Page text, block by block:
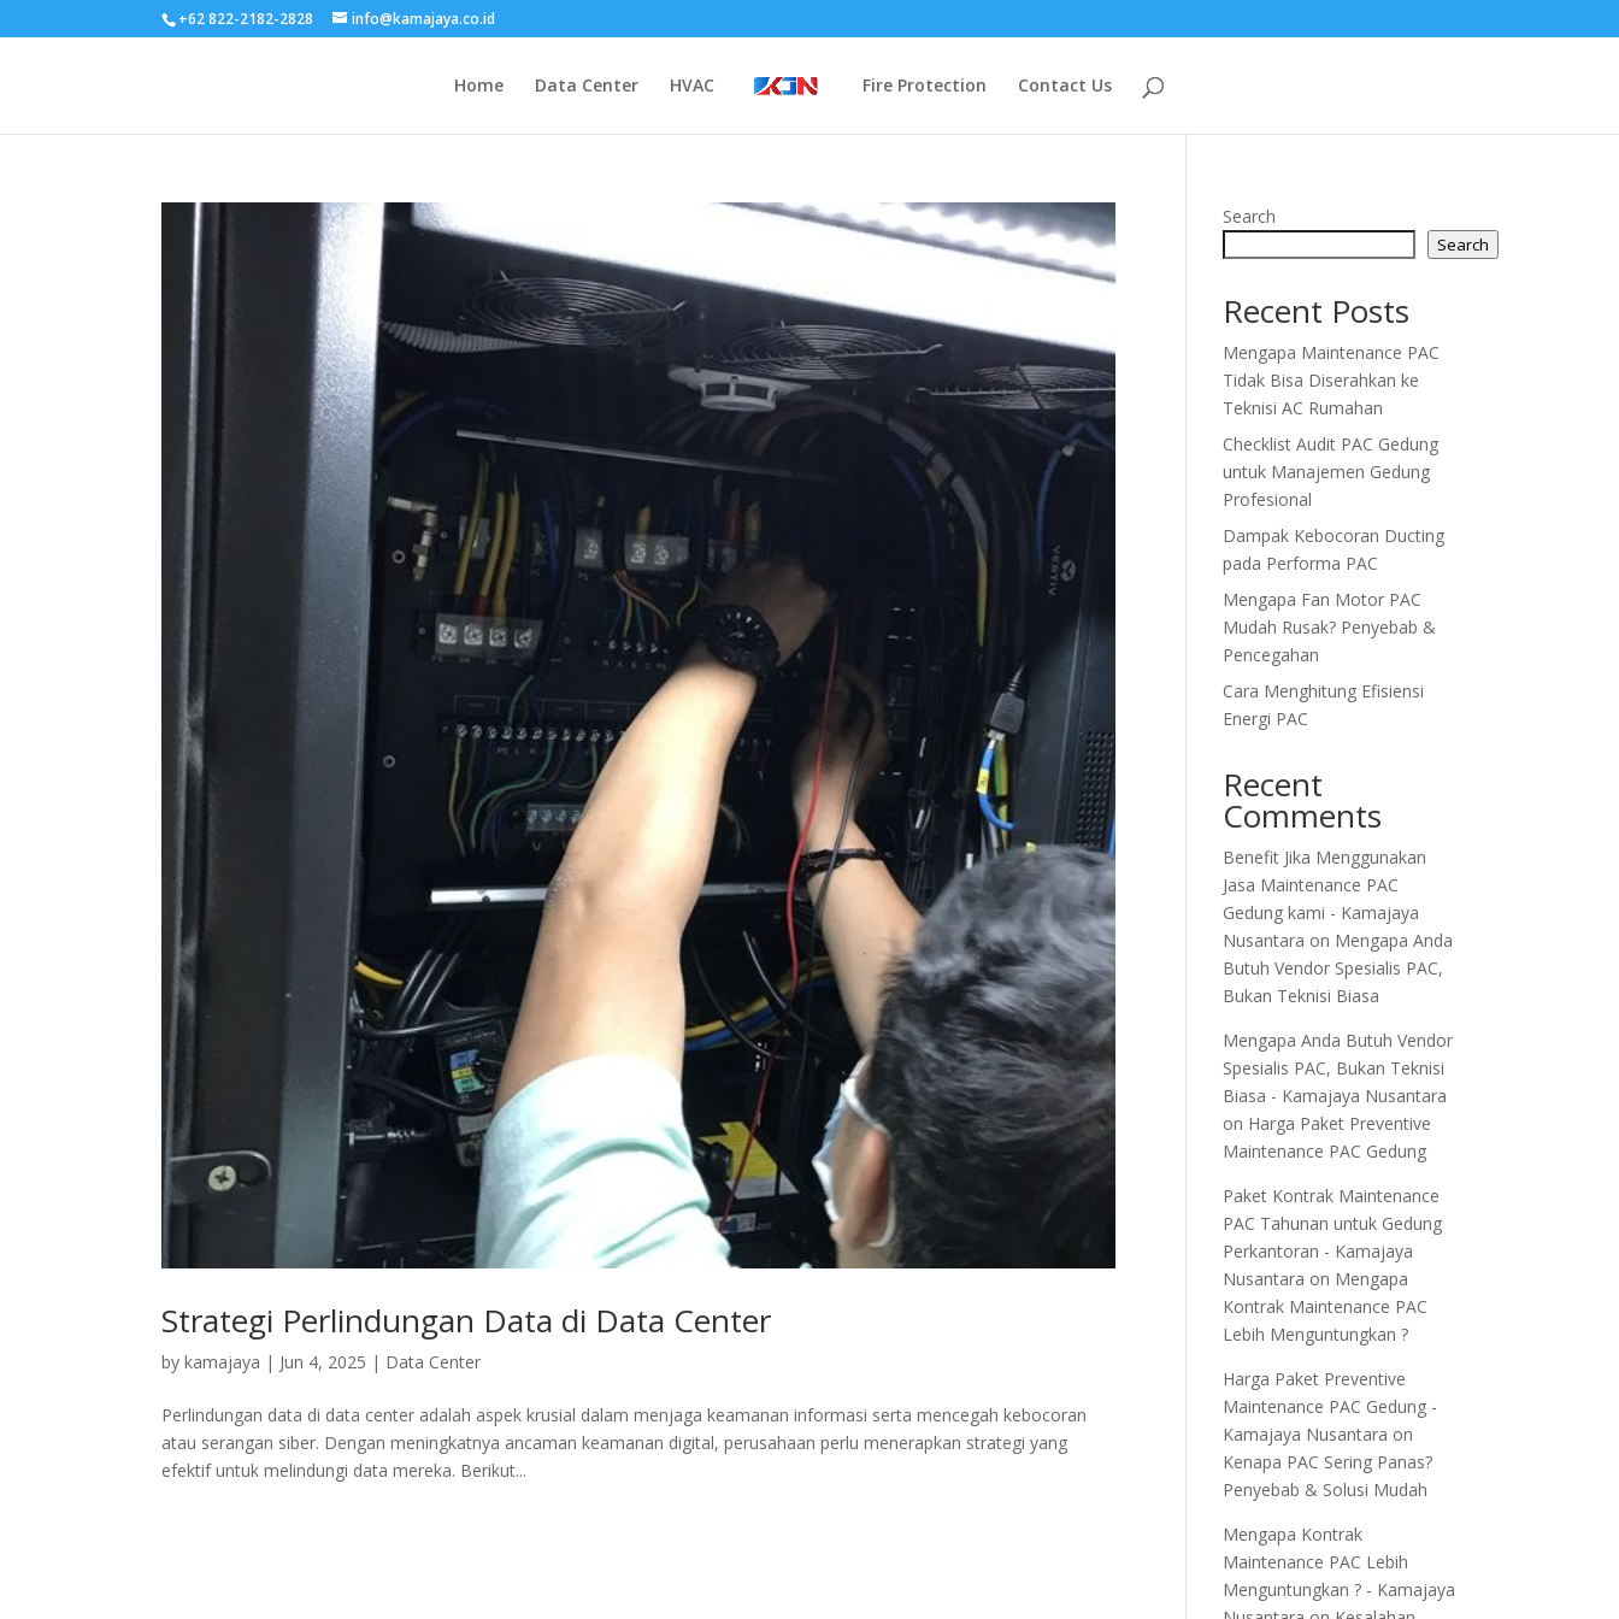
+62 822-2182-2828 info@kamajaya.co.id
Home Data Center HVAC Fire Protection Contact Us
Strategi Perlindungan Data di Data Center
bykamajaya | Jun 4, 2025 | Data Center
Perlindungan data di data center adalah aspek krusial dalam menjaga keamanan informasi serta mencegah kebocoran
atau serangan siber. Dengan meningkatnya ancaman keamanan digital, perusahaan perlu menerapkan strategi yang
efektif untuk melindungi data mereka. Berikut...
Search
Search
Recent Posts
Mengapa Maintenance PAC
Tidak Bisa Diserahkan ke
Teknisi AC Rumahan
Checklist Audit PAC Gedung
untuk Manajemen Gedung
Profesional
Dampak Kebocoran Ducting
pada Performa PAC
Mengapa Fan Motor PAC
Mudah Rusak? Penyebab &
Pencegahan
Cara Menghitung Efisiensi
Energi PAC
Recent
Comments
Benefit Jika Menggunakan
Jasa Maintenance PAC
Gedung kami - Kamajaya
Nusantara on Mengapa Anda
Butuh Vendor Spesialis PAC,
Bukan Teknisi Biasa
Mengapa Anda Butuh Vendor
Spesialis PAC, Bukan Teknisi
Biasa - Kamajaya Nusantara
on Harga Paket Preventive
Maintenance PAC Gedung
Paket Kontrak Maintenance
PAC Tahunan untuk Gedung
Perkantoran - Kamajaya
Nusantara on Mengapa
Kontrak Maintenance PAC
Lebih Menguntungkan ?
Harga Paket Preventive
Maintenance PAC Gedung -
Kamajaya Nusantara on
Kenapa PAC Sering Panas?
Penyebab & Solusi Mudah
Mengapa Kontrak
Maintenance PAC Lebih
Menguntungkan ? - Kamajaya